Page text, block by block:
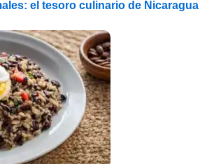
el tesoro culinario de Nicaragua